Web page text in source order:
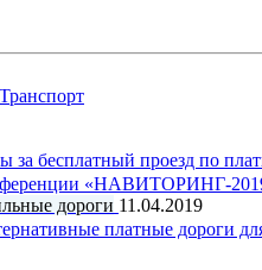
Транспорт
за бесплатный проезд по
«НАВИТОРИНГ-2019»
дороги 11.04.2019
платные дороги